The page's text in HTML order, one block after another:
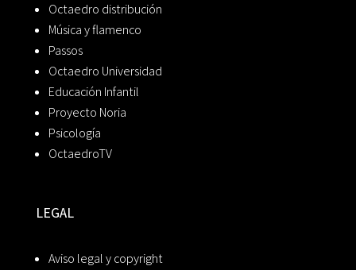
Octaedro distribución
Música y flamenco
Passos
Octaedro Universidad
Educación Infantil
Proyecto Noria
Psicología
OctaedroTV
LEGAL
Aviso legal y copyright